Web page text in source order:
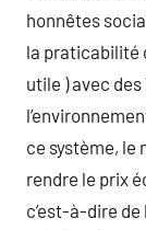
honnêtes
la praticabilité
utile ) avec
ce système, le
rendre le prix
c’est-à-dire